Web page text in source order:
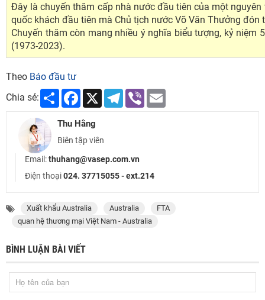
Đây là chuyến thăm cấp nhà nước đầu tiên của một
quốc khách đầu tiên mà Chủ tịch nước Võ Văn Thưởng đón
Chuyến thăm còn mang nhiều ý nghĩa biểu tượng, kỷ
(1973-2023).
Theo Báo đầu tư
Chia sẻ:
Share Facebook
X Telegram
Viber
Thu Hằng
Biên tập viên
Email:thuhang@vasep.com.vn
Điện thoại024. 37715055 - ext.214
Xuất khẩu Australia Australia
FTA
quan hệ thương mại Việt Nam - Australia
BÌNH LUẬN BÀI VIẾT